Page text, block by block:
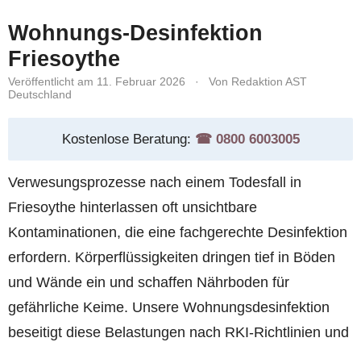
Wohnungs-Desinfektion
Friesoythe
Veröffentlicht am 11. Februar 2026 ·
Von Redaktion AST
Deutschland
Kostenlose Beratung: ☎︎ 0800 6003005
Verwesungsprozesse nach einem Todesfall in
Friesoythe hinterlassen oft unsichtbare
Kontaminationen, die eine fachgerechte Desinfektion
erfordern. Körperflüssigkeiten dringen tief in Böden
und Wände ein und schaffen Nährboden für
gefährliche Keime. Unsere Wohnungsdesinfektion
beseitigt diese Belastungen nach RKI-Richtlinien und